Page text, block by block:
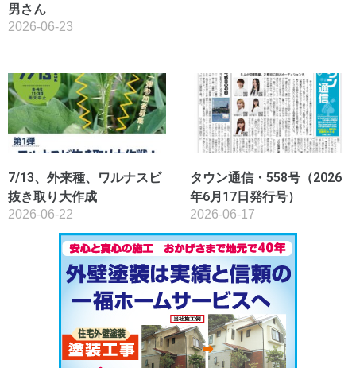
男さん
2026-06-23
7/13、外来種、ワルナスビ
抜き取り大作成
2026-06-22
タウン通信・558号（2026
年6月17日発行号）
2026-06-17